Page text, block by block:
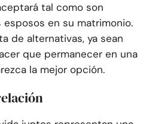
tal como son
en su matrimonio.
de alternativas, ya sean
que permanecer en una
la mejor opción.